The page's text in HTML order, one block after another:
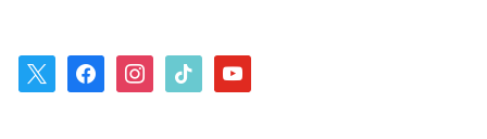
facebookinstagram
tiktok youtube